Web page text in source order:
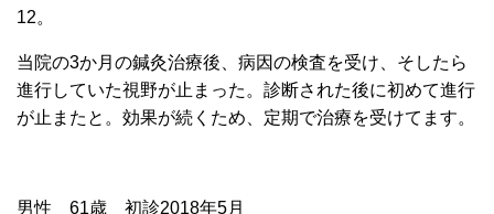
12。
当院の3か月の鍼灸治療後、病因の検査を受け、そしたら
進行していた視野が止まった。診断された後に初めて進行
が止またと。効果が続くため、定期で治療を受けてます。
男性 61歳 初診2018年5月